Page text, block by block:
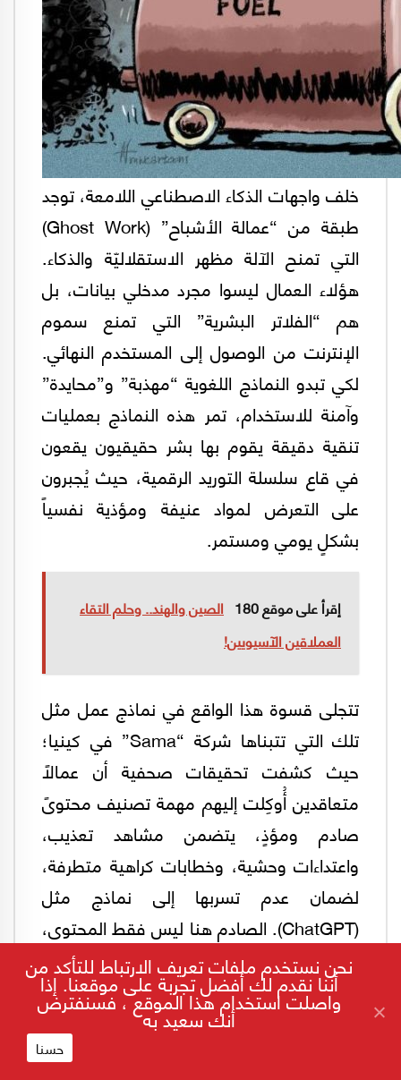
خلف واجهات الذكاء الاصطناعي اللامعة، توجد
طبقة من “عمالة الأشباح” (Ghost Work)
التي تمنح الآلة مظهر الاستقلاليّة والذكاء.
هؤلاء العمال ليسوا مجرد مدخلي بيانات، بل
هم “الفلاتر البشرية” التي تمنع سموم
الإنترنت من الوصول إلى المستخدم النهائي.
لكي تبدو النماذج اللغوية “مهذبة” و”محايدة”
وآمنة للاستخدام، تمر هذه النماذج بعمليات
تنقية دقيقة يقوم بها بشر حقيقيون يقعون
في قاع سلسلة التوريد الرقمية، حيث يُجبرون
على التعرض لمواد عنيفة ومؤذية نفسياً
بشكلٍ يومي ومستمر.
إقرأ على موقع 180
الصين والهند.. وحلم التقاء
العملاقين الآسيويين!
تتجلى قسوة هذا الواقع في نماذج عمل مثل
تلك التي تتبناها شركة “Sama” في كينيا؛
حيث كشفت تحقيقات صحفية أن عمالاً
متعاقدين أُوكِلت إليهم مهمة تصنيف محتوىً
صادم ومؤذٍ، يتضمن مشاهد تعذيب،
واعتداءات وحشية، وخطابات كراهية متطرفة،
لضمان عدم تسربها إلى نماذج مثل
(ChatGPT). الصادم هنا ليس فقط المحتوى،
بل المقابل المادي لهذا الاستنزاف العصبي؛
فقد تقاضى هؤلاء العمال أجوراً زهيدة تراوحت
بين 1.46 و3.74 دولار في الساعة فقط. هذا
التفاوت الطبقي الصارخ يجعل من هؤلاء
نحن نستخدم ملفات تعريف الارتباط للتأكد من
أننا نقدم لك أفضل تجربة على موقعنا. إذا
واصلت استخدام هذا الموقع ، فسنفترض
أنك سعيد به
حسنا